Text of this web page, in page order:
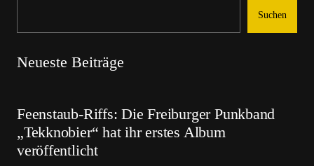
Suchen
Neueste Beiträge
Feenstaub-Riffs: Die Freiburger Punkband
„Tekknobier“ hat ihr erstes Album
veröffentlicht